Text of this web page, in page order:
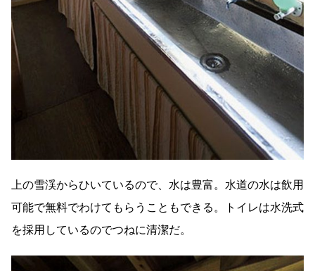
上の雪渓からひいているので、水は豊富。水道の水は飲用
可能で無料でわけてもらうこともできる。トイレは水洗式
を採用しているのでつねに清潔だ。